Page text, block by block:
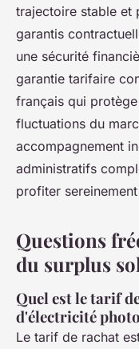
trajectoire stable et
garantis
une sécurité
garantie tarifaire
français qui
fluctuations du
accompagnement
administratifs
profiter
Questions
du surplus
Quel est le tarif
d'électricité
Le tarif de rachat